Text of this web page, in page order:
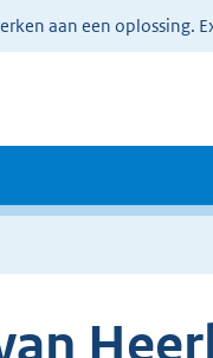
aan een oplossing.